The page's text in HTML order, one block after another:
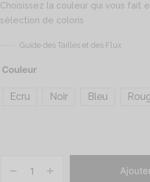
Choisissez la couleur qui vous fait
sélection de coloris
Guide des Tailles et des Flux
Couleur
Ecru Noir Bleu